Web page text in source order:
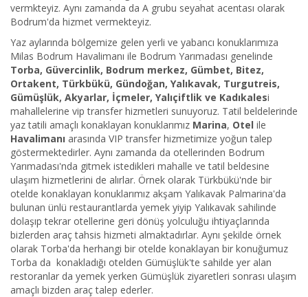
vermkteyiz. Aynı zamanda da A grubu seyahat acentası olarak
Bodrum'da hizmet vermekteyiz.
Yaz aylarında bölgemize gelen yerli ve yabancı konuklarımıza
Milas Bodrum Havalimanı ile Bodrum Yarımadası genelinde
Torba, Güvercinlik, Bodrum merkez, Gümbet, Bitez,
Ortakent, Türkbükü, Gündoğan, Yalıkavak, Turgutreis,
Gümüşlük, Akyarlar, İçmeler, Yalıçiftlik ve Kadıkalesi
mahallelerine vip transfer hizmetleri sunuyoruz. Tatil beldelerinde
yaz tatili amaçlı konaklayan konuklarımız Marina, Otel ile
Havalimanı arasında VIP transfer hizmetimize yoğun talep
göstermektedirler. Aynı zamanda da otellerinden Bodrum
Yarımadası'nda gitmek istedikleri mahalle ve tatil beldesine
ulaşım hizmetlerini de alırlar. Örnek olarak Türkbükü'nde bir
otelde konaklayan konuklarımız akşam Yalıkavak Palmarina'da
bulunan ünlü restaurantlarda yemek yiyip Yalıkavak sahilinde
dolaşıp tekrar otellerine geri dönüş yolculuğu ihtiyaçlarında
bizlerden araç tahsis hizmeti almaktadırlar. Aynı şekilde örnek
olarak Torba'da herhangi bir otelde konaklayan bir konuğumuz
Torba da konakladığı otelden Gümüşlük'te sahilde yer alan
restoranlar da yemek yerken Gümüşlük ziyaretleri sonrası ulaşım
amaçlı bizden araç talep ederler.